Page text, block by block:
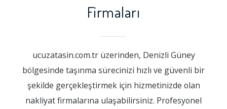
Firmaları
ucuzatasin.com.tr üzerinden, Denizli Güney
bölgesinde taşınma sürecinizi hızlı ve güvenli bir
şekilde gerçekleştirmek için hizmetinizde olan
nakliyat firmalarına ulaşabilirsiniz. Profesyonel